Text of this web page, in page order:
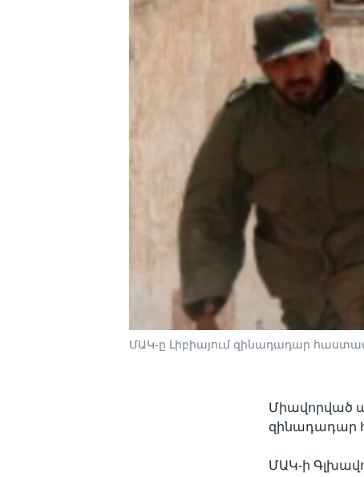
ՄԱԿ-ը Լիբիայում զինադադար
Միավորված
զինադադար
ՄԱԿ-ի